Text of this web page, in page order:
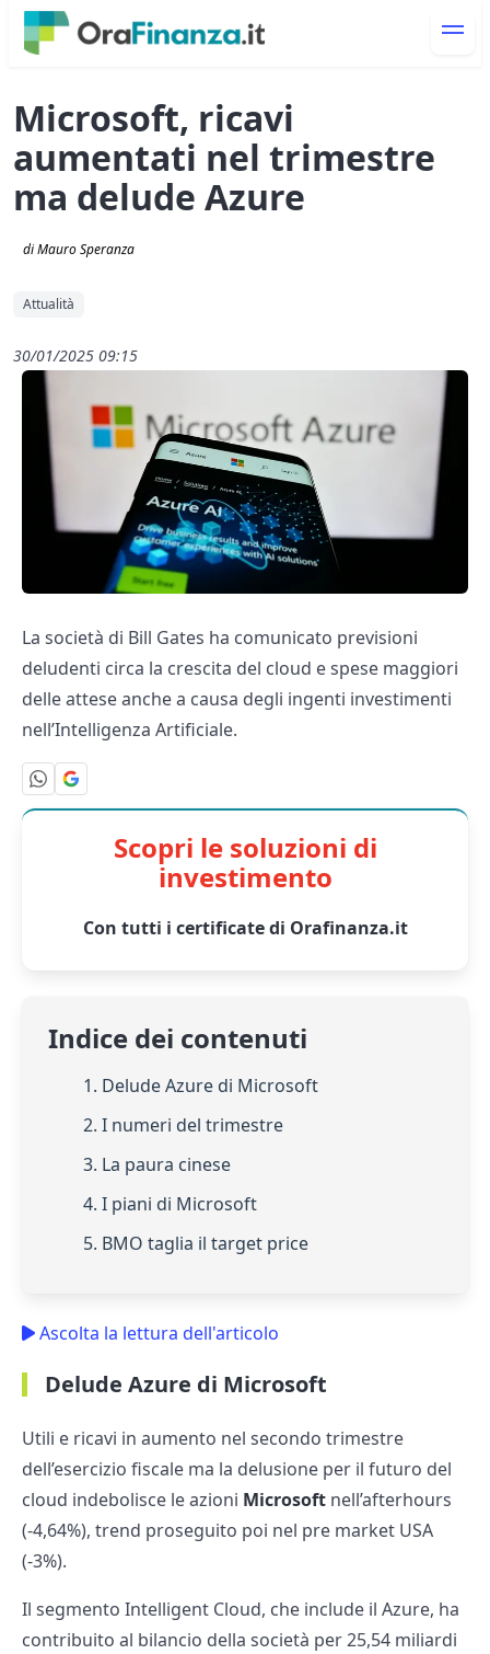
Microsoft, ricavi
aumentati nel trimestre
ma delude Azure
di Mauro Speranza
Attualità
30/01/2025 09:15
La società di Bill Gates ha comunicato previsioni
deludenti circa la crescita del cloud e spese maggiori
delle attese anche a causa degli ingenti investimenti
nell’Intelligenza Artificiale.
Scopri le soluzioni di
investimento
Con tutti i certificate di Orafinanza.it
Indice dei contenuti
1. Delude Azure di Microsoft
2. I numeri del trimestre
3. La paura cinese
4. I piani di Microsoft
5. BMO taglia il target price
Ascolta la lettura dell'articolo
Delude Azure di Microsoft
Utili e ricavi in aumento nel secondo trimestre
dell’esercizio fiscale ma la delusione per il futuro del
cloud indebolisce le azioni Microsoft nell’afterhours
(-4,64%), trend proseguito poi nel pre market USA
(-3%).
Il segmento Intelligent Cloud, che include il Azure, ha
contribuito al bilancio della società per 25,54 miliardi